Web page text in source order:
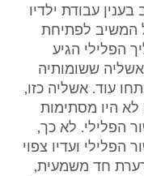
עבודת ילדיו
המשיב לפתיחת
הפלילי הגיע
ששומותיה
עוד. אשליה כזו,
היו מסתימות
הפלילי. לא כך,
ועדיו צפוי
חד משמעית,